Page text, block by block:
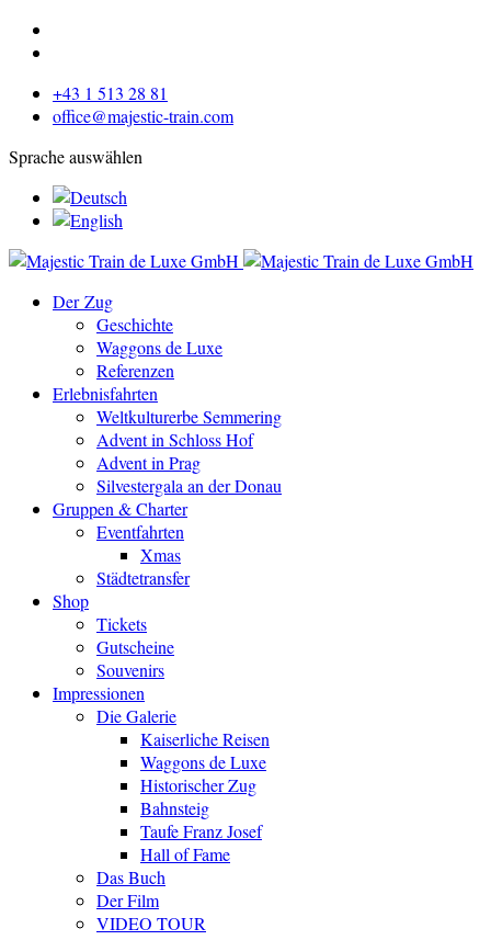
+43 1 513 28 81
office@majestic-train.com
Sprache auswählen
Der Zug
Geschichte
Waggons de Luxe
Referenzen
Erlebnisfahrten
Weltkulturerbe Semmering
Advent in Schloss Hof
Advent in Prag
Silvestergala an der Donau
Gruppen & Charter
Eventfahrten
Xmas
Städtetransfer
Shop
Tickets
Gutscheine
Souvenirs
Impressionen
Die Galerie
Kaiserliche Reisen
Waggons de Luxe
Historischer Zug
Bahnsteig
Taufe Franz Josef
Hall of Fame
Das Buch
Der Film
VIDEO TOUR